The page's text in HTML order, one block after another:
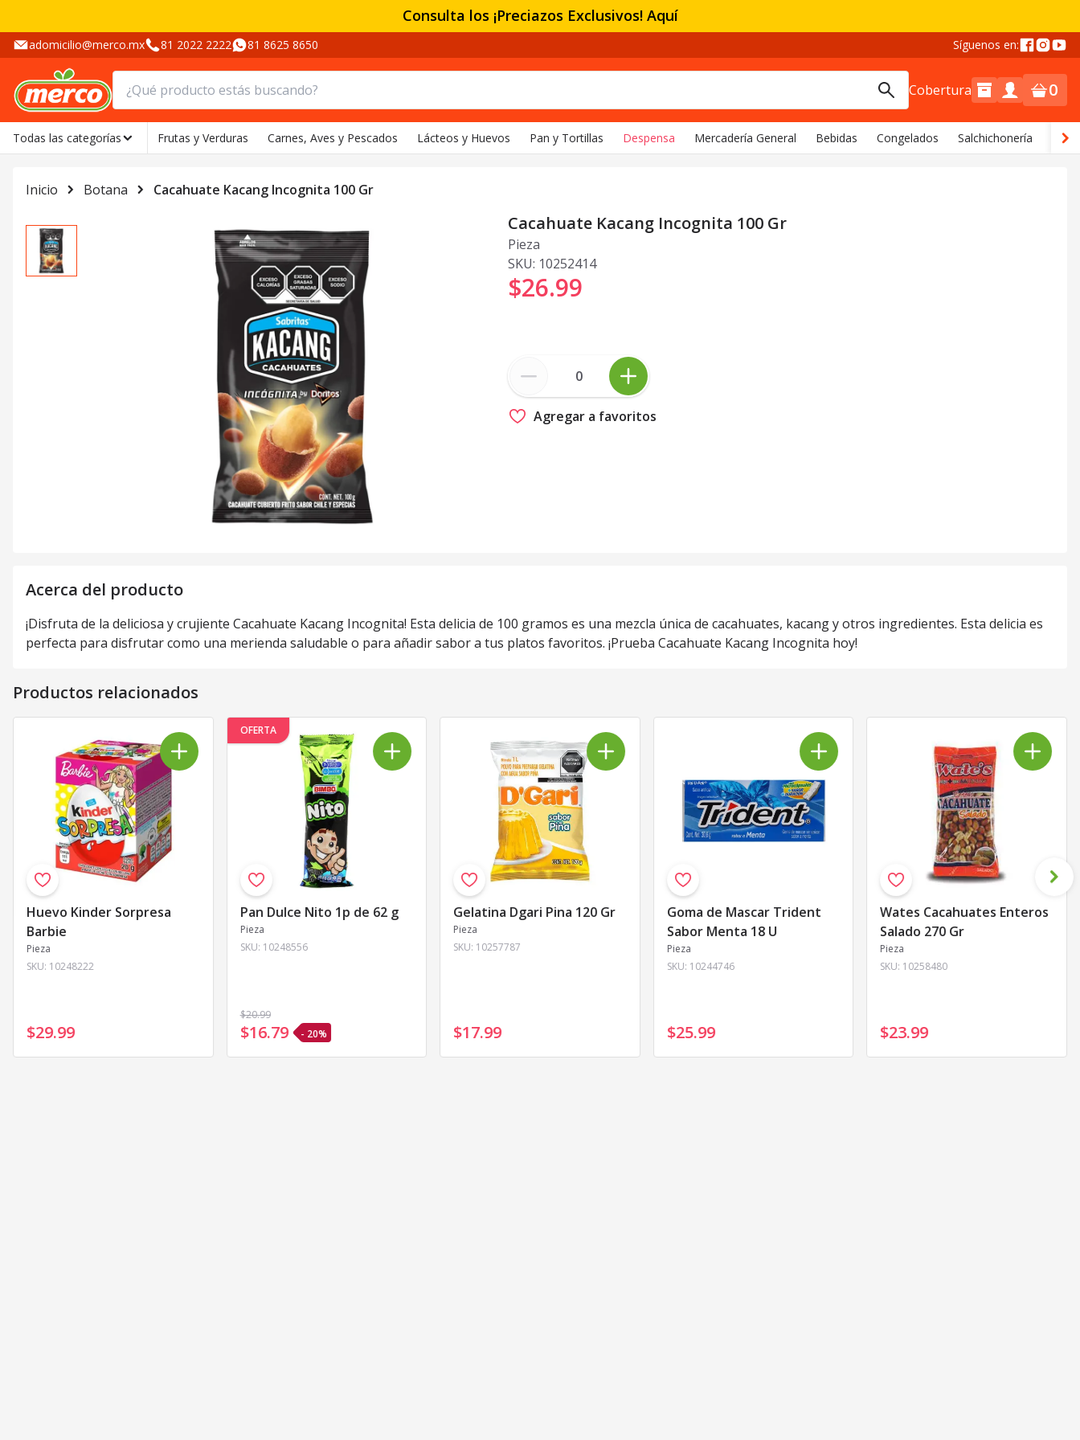
Consulta los ¡Preciazos Exclusivos! Aquí
adomicilio@merco.mx 81 2022 2222 81 8625 8650 Síguenos en:
Cobertura 0
Todas las categorías Frutas y Verduras Carnes, Aves y Pescados Lácteos y Huevos Pan y Tortillas Despensa Mercadería General Bebidas Congelados Salchichonería
Inicio Botana Cacahuate Kacang Incognita 100 Gr
Cacahuate Kacang Incognita 100 Gr
Pieza
SKU: 10252414
$26.99
Agregar a favoritos
Acerca del producto
¡Disfruta de la deliciosa y crujiente Cacahuate Kacang Incognita! Esta delicia de 100 gramos es una mezcla única de cacahuates, kacang y otros ingredientes. Esta delicia es
perfecta para disfrutar como una merienda saludable o para añadir sabor a tus platos favoritos. ¡Prueba Cacahuate Kacang Incognita hoy!
Productos relacionados
Huevo Kinder Sorpresa
Barbie
Pieza
SKU: 10248222
$29.99
OFERTA
Pan Dulce Nito 1p de 62 g
Pieza
SKU: 10248556
$20.99
$16.79 - 20%
Gelatina Dgari Pina 120 Gr
Pieza
SKU: 10257787
$17.99
Goma de Mascar Trident
Sabor Menta 18 U
Pieza
SKU: 10244746
$25.99
Wates Cacahuates Enteros
Salado 270 Gr
Pieza
SKU: 10258480
$23.99